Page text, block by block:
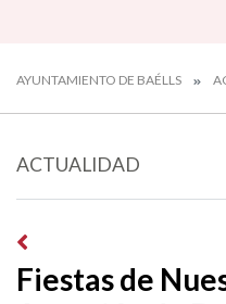
AYUNTAMIENTO DE BAÉLLS
ACTUALIDAD
Fiestas de